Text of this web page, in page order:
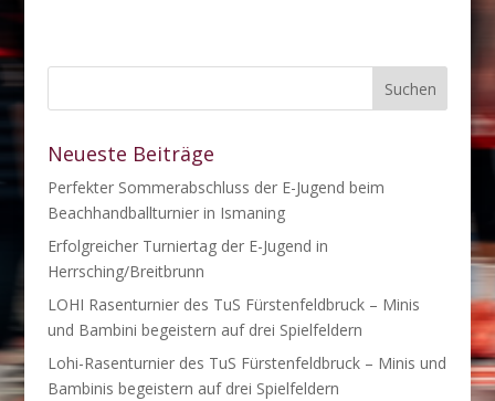
Neueste Beiträge
Perfekter Sommerabschluss der E-Jugend beim
Beachhandballturnier in Ismaning
Erfolgreicher Turniertag der E-Jugend in
Herrsching/Breitbrunn
LOHI Rasenturnier des TuS Fürstenfeldbruck – Minis
und Bambini begeistern auf drei Spielfeldern
Lohi-Rasenturnier des TuS Fürstenfeldbruck – Minis und
Bambinis begeistern auf drei Spielfeldern